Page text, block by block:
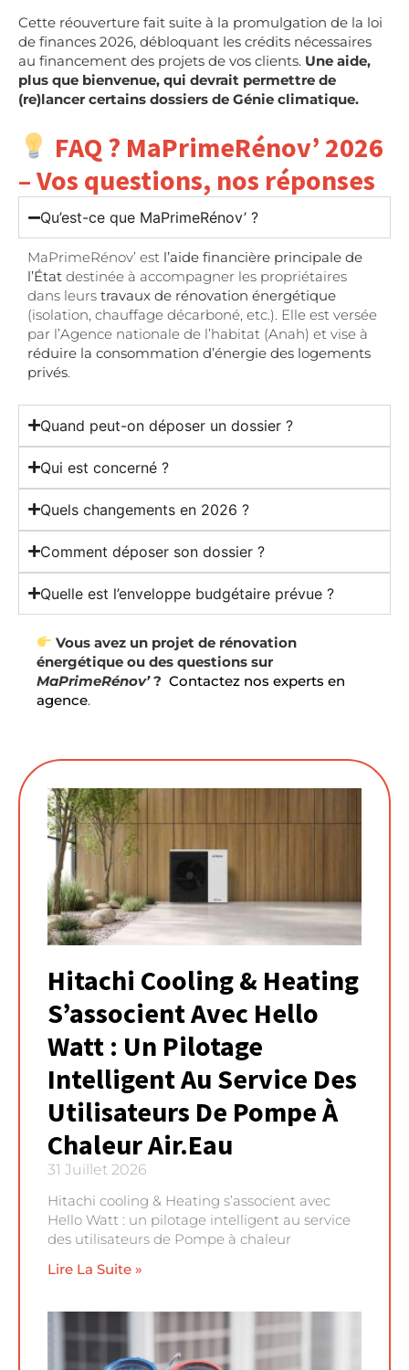
Cette réouverture fait suite à la promulgation de la loi
de finances 2026, débloquant les crédits nécessaires
au financement des projets de vos clients. Une aide,
plus que bienvenue, qui devrait permettre de
(re)lancer certains dossiers de Génie climatique.
FAQ ? MaPrimeRénov’ 2026
– Vos questions, nos réponses
Qu’est-ce que MaPrimeRénov’ ?
MaPrimeRénov’ est l’aide financière principale de
l’État destinée à accompagner les propriétaires
dans leurs travaux de rénovation énergétique
(isolation, chauffage décarboné, etc.). Elle est versée
par l’Agence nationale de l’habitat (Anah) et vise à
réduire la consommation d’énergie des logements
privés.
Quand peut-on déposer un dossier ?
Qui est concerné ?
Quels changements en 2026 ?
Comment déposer son dossier ?
Quelle est l’enveloppe budgétaire prévue ?
Vous avez un projet de rénovation
énergétique ou des questions sur
MaPrimeRénov’? Contactez nos experts en
agence.
Hitachi Cooling & Heating
S’associent Avec Hello
Watt : Un Pilotage
Intelligent Au Service Des
Utilisateurs De Pompe À
Chaleur Air.Eau
31 Juillet 2026
Hitachi cooling & Heating s’associent avec
Hello Watt : un pilotage intelligent au service
des utilisateurs de Pompe à chaleur
Lire La Suite »